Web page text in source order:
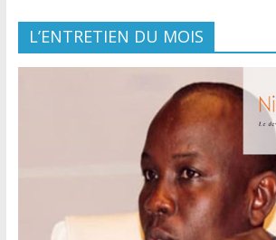
L’ENTRETIEN DU MOIS